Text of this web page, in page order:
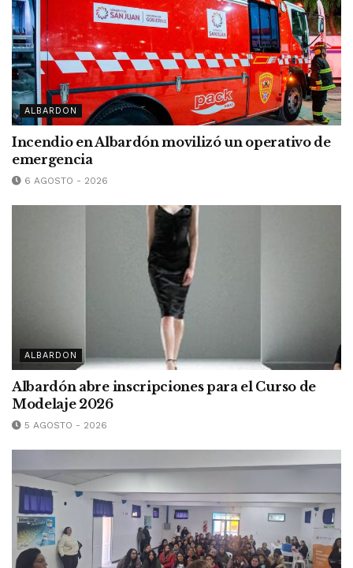
ALBARDON
Incendio en Albardón movilizó un operativo de
emergencia
6 AGOSTO - 2026
ALBARDON
Albardón abre inscripciones para el Curso de
Modelaje 2026
5 AGOSTO - 2026